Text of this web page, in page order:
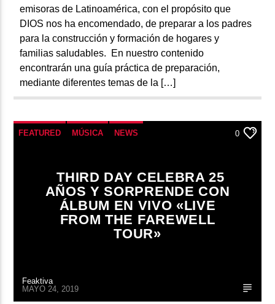
emisoras de Latinoamérica, con el propósito que
DIOS nos ha encomendado, de preparar a los padres
para la construcción y formación de hogares y
familias saludables. En nuestro contenido
encontrarán una guía práctica de preparación,
mediante diferentes temas de la […]
FEATURED MÚSICA NEWS 0
THIRD DAY CELEBRA 25
AÑOS Y SORPRENDE CON
ÁLBUM EN VIVO «LIVE
FROM THE FAREWELL
TOUR»
Feaktiva
MAYO 24, 2019